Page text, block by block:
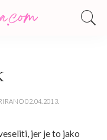
02.04.2013.
jer je to jako